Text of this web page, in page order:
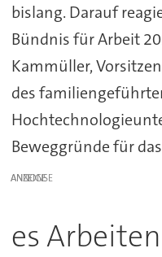
bislang. Darauf
Bündnis für Arbeit
Kammüller,
des
Beweggründe für
ANZEIGE
es